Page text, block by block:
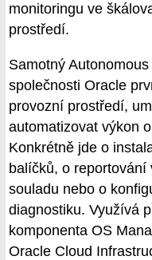
monitoringu ve
prostředí.
Samotný
společnosti Oracle
provozní prostředí,
automatizovat výkon
Konkrétně jde o
balíčků, o reportování
souladu nebo o
diagnostiku. Využívá
komponenta OS
Oracle Cloud